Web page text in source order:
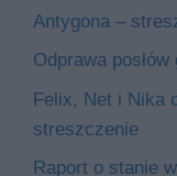
Antygona –
Odprawa
Felix, Net i Nika
streszczenie
Raport o stanie